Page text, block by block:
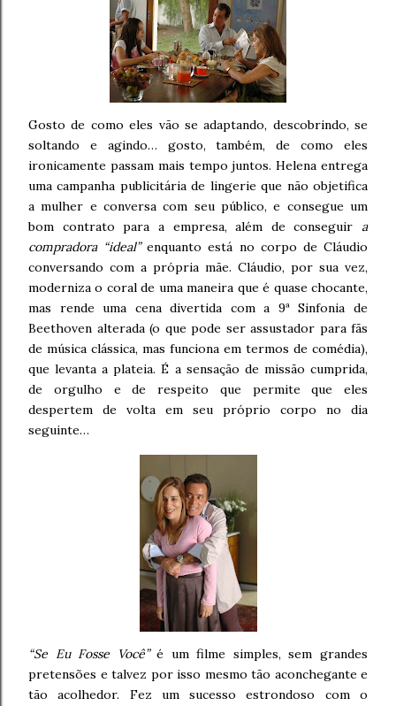
Gosto de como eles vão se adaptando, descobrindo, se
soltando e agindo… gosto, também, de como eles
ironicamente passam mais tempo juntos. Helena entrega
uma campanha publicitária de lingerie que não objetifica
a mulher e conversa com seu público, e consegue um
bom contrato para a empresa, além de conseguir a
compradora “ideal”enquanto está no corpo de Cláudio
conversando com a própria mãe. Cláudio, por sua vez,
moderniza o coral de uma maneira que é quase chocante,
mas rende uma cena divertida com a 9ª Sinfonia de
Beethoven alterada (o que pode ser assustador para fãs
de música clássica, mas funciona em termos de comédia),
que levanta a plateia. É a sensação de missão cumprida,
de orgulho e de respeito que permite que eles
despertem de volta em seu próprio corpo no dia
seguinte…
“Se Eu Fosse Você”é um filme simples, sem grandes
pretensões e talvez por isso mesmo tão aconchegante e
tão acolhedor. Fez um sucesso estrondoso com o